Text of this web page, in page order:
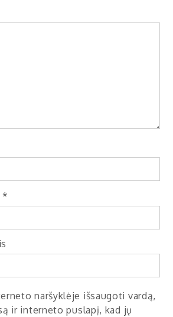
*
naršyklėje išsaugoti vardą,
ir interneto puslapį, kad jų